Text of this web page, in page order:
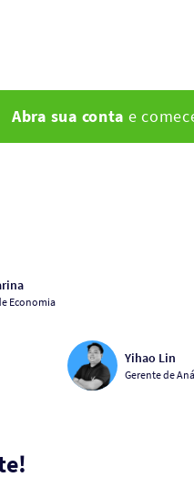
Abra sua conta e
Economia
Yihao Lin
Gerente de